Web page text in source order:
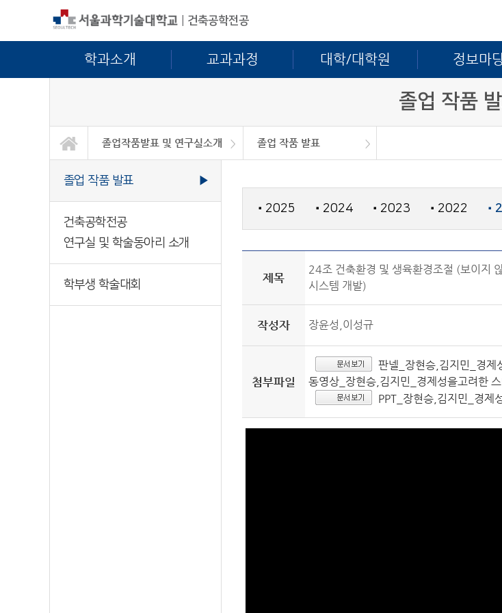
건축공학전공
학과소개 교과과정 대학/대학원 정보마
졸업 작품
졸업작품발표 및 연구실소개
학과소개
교과과정
대학/대학원
정보마당
공학교육인증
졸업작품발표 및 연구실소개
졸업 작품 발표
졸업 작품 발표
건축공학전공연구실 및 학술동아리 소개
학부생 학술대회
졸업 작품 발표 ▶
건축공학전공
연구실 및 학술동아리 소개
학부생 학술대회
■ 2025 ■ 2024 ■ 2023 ■ 2022 ■
제목
24조 건축환경 및 생육환경조절 (보이지
시스템 개발)
작성자 장윤성,이성규
첨부파일
판넬_장현승,김지민_경제
동영상_장현승,김지민_경제성을고려한
PPT_장현승,김지민_경제